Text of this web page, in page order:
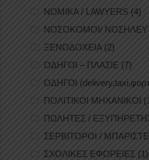
ΝΟΜΙΚΑ / LAWYERS (4)
ΝΟΣΟΚΟΜΟΙ/
ΞΕΝΟΔΟΧΕΙΑ (2)
ΟΔΗΓΟΙ – ΠΛΑΣΙΕ (7)
ΟΔΗΓΟΙ
ΠΟΛΙΤΙΚΟΙ ΜΗΧΑΝΙΚΟΙ
ΠΩΛΗΤΕΣ /
ΣΕΡΒΙΤΟΡΟΙ /
ΣΧΟΛΙΚΕΣ ΕΦΟΡΕΙΕΣ (1)